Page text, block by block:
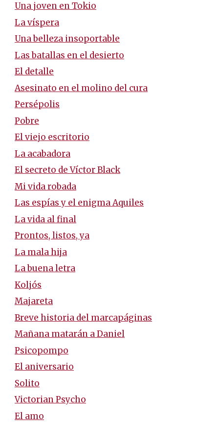
Una joven en Tokio
La víspera
Una belleza insoportable
Las batallas en el desierto
El detalle
Asesinato en el molino del cura
Persépolis
Pobre
El viejo escritorio
La acabadora
El secreto de Víctor Black
Mi vida robada
Las espías y el enigma Aquiles
La vida al final
Prontos, listos, ya
La mala hija
La buena letra
Koljós
Majareta
Breve historia del marcapáginas
Mañana matarán a Daniel
Psicopompo
El aniversario
Solito
Victorian Psycho
El amo